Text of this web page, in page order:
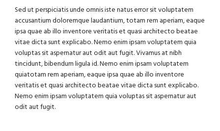
Sed ut perspiciatis unde omnis iste natus error sit voluptatem
accusantium doloremque laudantium, totam rem aperiam, eaque
ipsa quae ab illo inventore veritatis et quasi architecto beatae
vitae dicta sunt explicabo. Nemo enim ipsam voluptatem quia
voluptas sit aspernatur aut odit aut fugit. Vivamus at nibh
tincidunt, bibendum ligula id. Nemo enim ipsam voluptatem
quiatotam rem aperiam, eaque ipsa quae ab illo inventore
veritatis et quasi architecto beatae vitae dicta sunt explicabo.
Nemo enim ipsam voluptatem quia voluptas sit aspernatur aut
odit aut fugit.